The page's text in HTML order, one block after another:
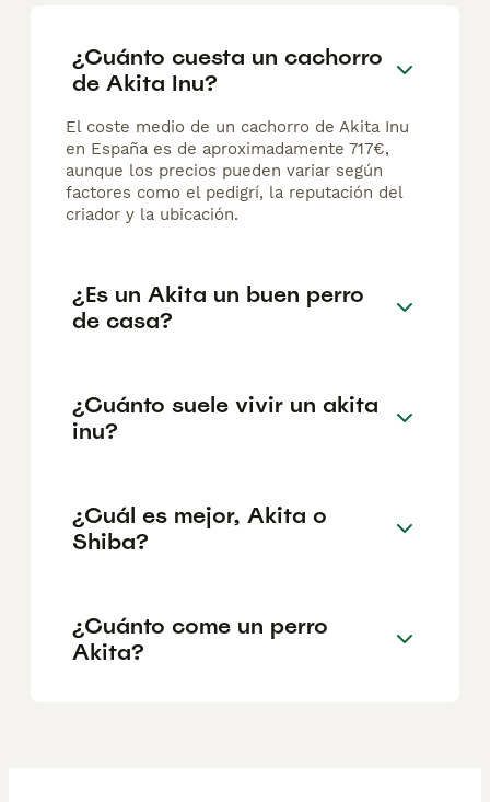
¿Cuánto cuesta un cachorro
de Akita Inu?
El coste medio de un cachorro de Akita Inu
en España es de aproximadamente 717€,
aunque los precios pueden variar según
factores como el pedigrí, la reputación del
criador y la ubicación.
¿Es un Akita un buen perro
de casa?
¿Cuánto suele vivir un akita
inu?
¿Cuál es mejor, Akita o
Shiba?
¿Cuánto come un perro
Akita?